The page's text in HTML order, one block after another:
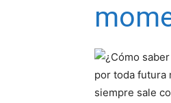
por toda futura
siempre sale